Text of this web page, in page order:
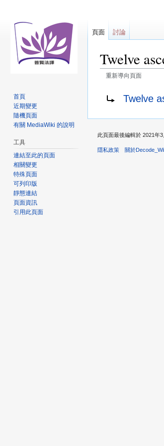
Twelve
重新導向頁面
Twelve
頁面 討論
首頁
近期變更
隨機頁面
有關 MediaWiki 的說明
工具
連結至此的頁面
相關變更
特殊頁面
可列印版
靜態連結
頁面資訊
引用此頁面
此頁面最後編輯於 2021年3
隱私政策 關於